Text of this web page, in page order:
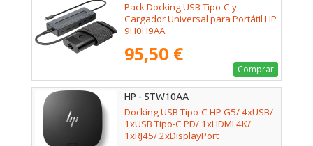
Pack Docking USB Tipo-C y
Cargador Universal para Portátil HP
9H0H9AA
95,50 €
Comprar
HP - 5TW10AA
Docking USB Tipo-C HP G5/ 4xUSB/
1xUSB Tipo-C PD/ 1xHDMI 4K/
1xRJ45/ 2xDisplayPort